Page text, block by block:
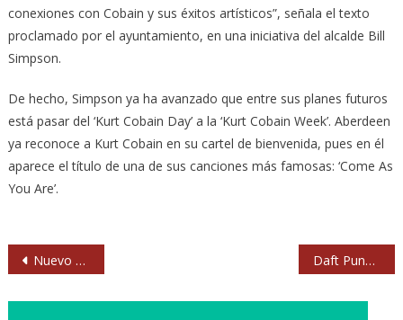
conexiones con Cobain y sus éxitos artísticos”, señala el texto
proclamado por el ayuntamiento, en una iniciativa del alcalde Bill
Simpson.
De hecho, Simpson ya ha avanzado que entre sus planes futuros
está pasar del ‘Kurt Cobain Day’ a la ‘Kurt Cobain Week’. Aberdeen
ya reconoce a Kurt Cobain en su cartel de bienvenida, pues en él
aparece el título de una de sus canciones más famosas: ‘Come As
You Are’.
Navegación
Nuevo vídeo de Bruce Springsteen: ‘Just Like Fire Would’ Daft Punk triunfan en los Grammy